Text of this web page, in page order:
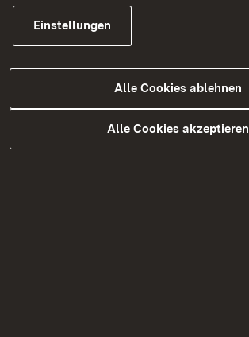
TikTok
YouTube
Einstellungen
Alle Cookies ablehnen
Alle Cookies akzeptieren